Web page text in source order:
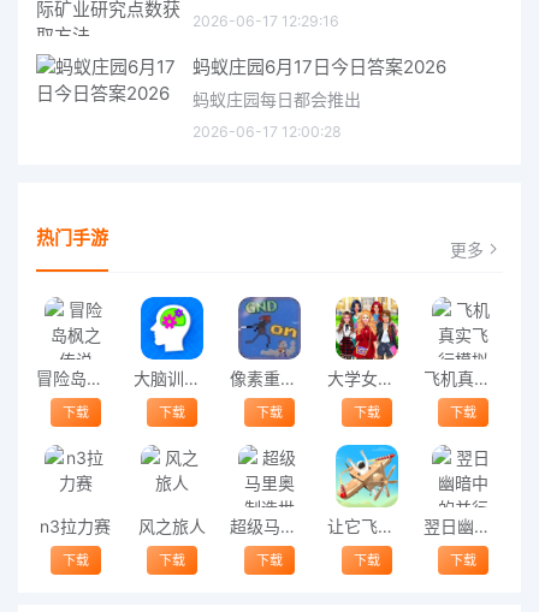
2026-06-17 12:29:16
蚂蚁庄园6月17日今日答案2026
蚂蚁庄园每日都会推出
2026-06-17 12:00:28
热门手游 更多
冒险岛枫之传说
下载
大脑训练游戏合集最新版
下载
像素重力忍者游戏
下载
大学女生团队改造2官方版
下载
飞机真实飞行模拟免费版
下载
n3拉力赛
下载
风之旅人
下载
超级马里奥制造世界引擎(SMM:WE)
下载
让它飞make It fly
下载
翌日幽暗中的并行奠车
下载